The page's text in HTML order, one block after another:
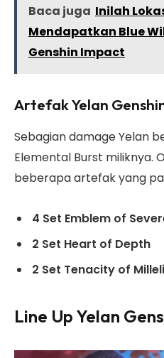
Baca juga Inilah
Mendapatkan Blue
Genshin Impact
Artefak Yelan
Sebagian damage Yelan
Elemental Burst miliknya.
beberapa artefak yang
4 Set Emblem of
2 Set Heart of Depth
2 Set Tenacity of
Line Up Yelan